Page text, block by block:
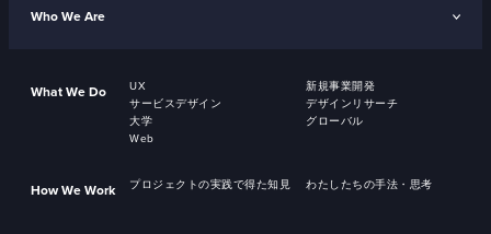
Who We Are
What We Do UX
新規事業開発
サービスデザイン
デザインリサーチ
大学
グローバル
Web
How We Work プロジェクトの実践で得た知見 わたしたちの手法・思考